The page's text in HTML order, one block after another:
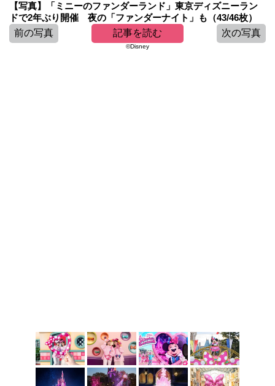
【写真】「ミニーのファンダーランド」東京ディズニーラン
ドで2年ぶり開催 夜の「ファンダーナイト」も（43/46枚）
前の写真
記事を読む 次の写真
©Disney